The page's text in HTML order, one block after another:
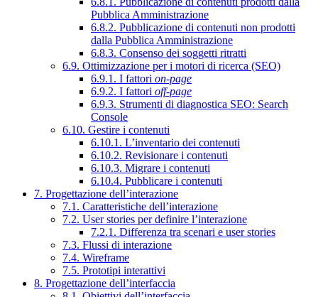
Pubblica Amministrazione
6.8.2. Pubblicazione di contenuti non prodotti
dalla Pubblica Amministrazione
6.8.3. Consenso dei soggetti ritratti
6.9. Ottimizzazione per i motori di ricerca (SEO)
6.9.1. I fattori on-page
6.9.2. I fattori off-page
6.9.3. Strumenti di diagnostica SEO: Search
Console
6.10. Gestire i contenuti
6.10.1. L’inventario dei contenuti
6.10.2. Revisionare i contenuti
6.10.3. Migrare i contenuti
6.10.4. Pubblicare i contenuti
7. Progettazione dell’interazione
7.1. Caratteristiche dell’interazione
7.2. User stories per definire l’interazione
7.2.1. Differenza tra scenari e user stories
7.3. Flussi di interazione
7.4. Wireframe
7.5. Prototipi interattivi
8. Progettazione dell’interfaccia